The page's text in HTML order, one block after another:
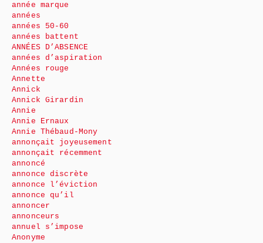
année marque
années
années 50-60
années battent
ANNÉES D’ABSENCE
années d’aspiration
Années rouge
Annette
Annick
Annick Girardin
Annie
Annie Ernaux
Annie Thébaud-Mony
annonçait joyeusement
annonçait récemment
annoncé
annonce discrète
annonce l’éviction
annonce qu’il
annoncer
annonceurs
annuel s’impose
Anonyme